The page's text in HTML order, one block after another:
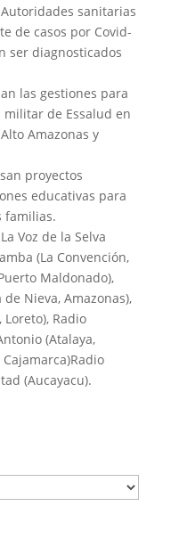
sanitarias
de casos por Covid-
ser diagnosticados
las gestiones para
de Essalud en
Amazonas y
proyectos
educativas para
familias.
Voz de la Selva
(La Convención,
Maldonado),
Nieva, Amazonas),
Radio
(Atalaya,
(Aucayacu).